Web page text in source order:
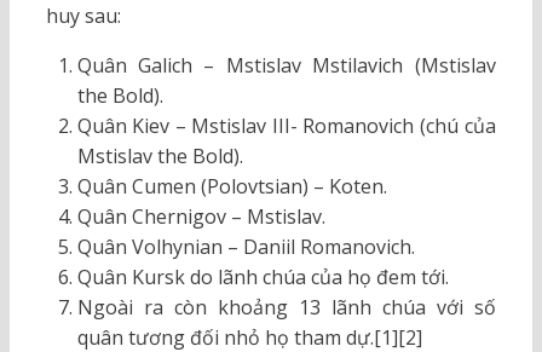
huy sau:
Quân Galich – Mstislav Mstilavich (Mstislav
the Bold).
Quân Kiev – Mstislav III- Romanovich (chú của
Mstislav the Bold).
Quân Cumen (Polovtsian) – Koten.
Quân Chernigov – Mstislav.
Quân Volhynian – Daniil Romanovich.
Quân Kursk do lãnh chúa của họ đem tới.
Ngoài ra còn khoảng 13 lãnh chúa với số
quân tương đối nhỏ họ tham dự.[1][2]